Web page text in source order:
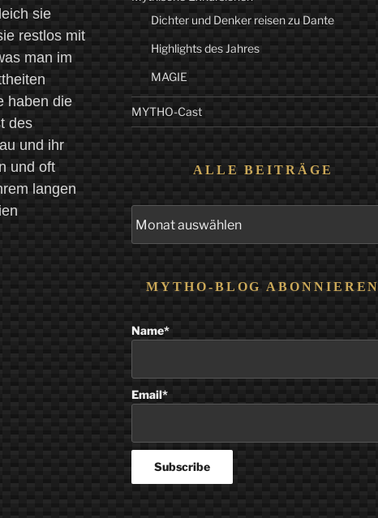
sie
restlos mit
man im
haben die
des
und ihr
und oft
langen
Dichter und Denker reisen zu Dante
Highlights des Jahres
MAGIE
MYTHO-Cast
ALLE BEITRÄGE
Beiträge
MYTHO-BLOG ABONNIEREN
Name*
Email*